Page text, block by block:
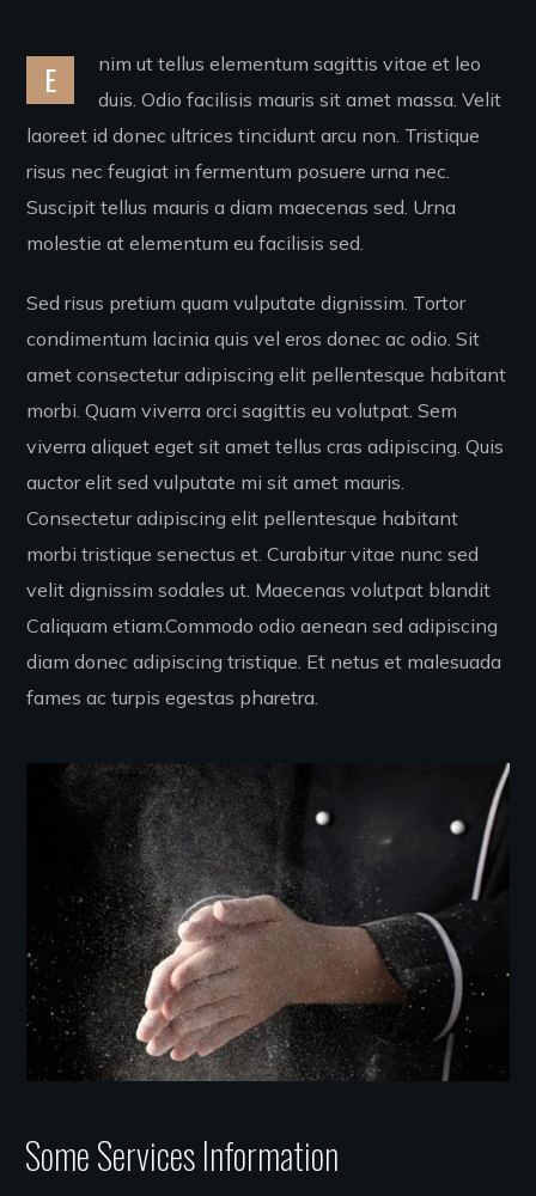
E
nim ut tellus elementum sagittis vitae et leo
duis. Odio facilisis mauris sit amet massa. Velit
laoreet id donec ultrices tincidunt arcu non. Tristique
risus nec feugiat in fermentum posuere urna nec.
Suscipit tellus mauris a diam maecenas sed. Urna
molestie at elementum eu facilisis sed.
Sed risus pretium quam vulputate dignissim. Tortor
condimentum lacinia quis vel eros donec ac odio. Sit
amet consectetur adipiscing elit pellentesque habitant
morbi. Quam viverra orci sagittis eu volutpat. Sem
viverra aliquet eget sit amet tellus cras adipiscing. Quis
auctor elit sed vulputate mi sit amet mauris.
Consectetur adipiscing elit pellentesque habitant
morbi tristique senectus et. Curabitur vitae nunc sed
velit dignissim sodales ut. Maecenas volutpat blandit
Caliquam etiam.Commodo odio aenean sed adipiscing
diam donec adipiscing tristique. Et netus et malesuada
fames ac turpis egestas pharetra.
Some Services Information